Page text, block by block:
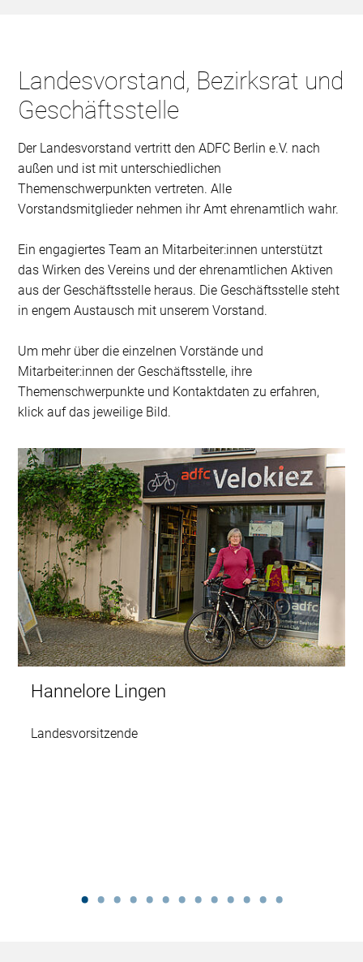
Landesvorstand, Bezirksrat und
Geschäftsstelle
Der Landesvorstand vertritt den ADFC Berlin e.V. nach
außen und ist mit unterschiedlichen
Themenschwerpunkten vertreten. Alle
Vorstandsmitglieder nehmen ihr Amt ehrenamtlich wahr.
Ein engagiertes Team an Mitarbeiter:innen unterstützt
das Wirken des Vereins und der ehrenamtlichen Aktiven
aus der Geschäftsstelle heraus. Die Geschäftsstelle steht
in engem Austausch mit unserem Vorstand.
Um mehr über die einzelnen Vorstände und
Mitarbeiter:innen der Geschäftsstelle, ihre
Themenschwerpunkte und Kontaktdaten zu erfahren,
klick auf das jeweilige Bild.
Hannelore Lingen
Landesvorsitzende